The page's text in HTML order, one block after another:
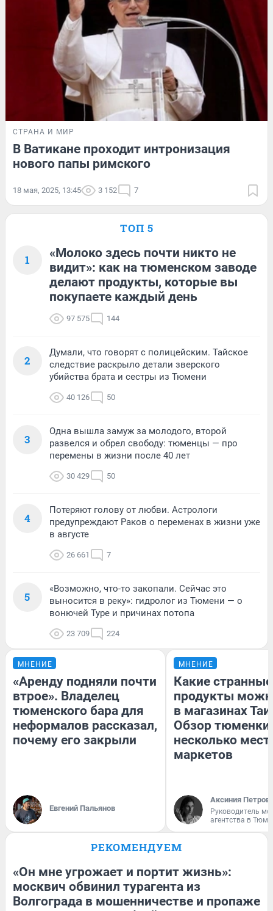
СТРАНА И МИР
В Ватикане проходит интронизация
нового папы римского
18 мая, 2025, 13:45 3 152 7
ТОП 5
1
«Молоко здесь почти никто не
видит»: как на тюменском заводе
делают продукты, которые вы
покупаете каждый день
97 575 144
2
Думали, что говорят с полицейским. Тайское
следствие раскрыло детали зверского
убийства брата и сестры из Тюмени
40 126 50
3
Одна вышла замуж за молодого, второй
развелся и обрел свободу: тюменцы — про
перемены в жизни после 40 лет
30 429 50
4
Потеряют голову от любви. Астрологи
предупреждают Раков о переменах в жизни уже
в августе
26 661 7
5
«Возможно, что-то закопали. Сейчас это
выносится в реку»: гидролог из Тюмени — о
вонючей Туре и причинах потопа
23 709 224
МНЕНИЕ
«Аренду подняли почти
втрое». Владелец
тюменского бара для
неформалов рассказал,
почему его закрыли
Евгений Пальянов
МНЕНИЕ
Какие странные
продукты
в магазинах
Обзор тюменки
несколько
маркетов
Аксиния
Руководитель
агентства в
РЕКОМЕНДУЕМ
«Он мне угрожает и портит жизнь»:
москвич обвинил турагента из
Волгограда в мошенничестве и пропаже